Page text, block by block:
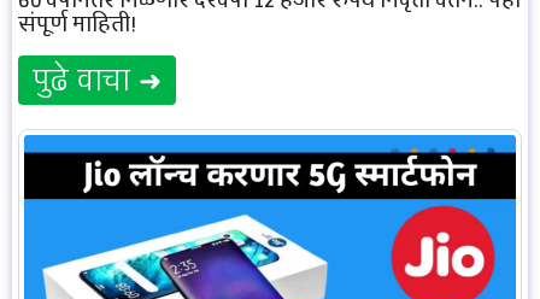
संपूर्ण माहिती!
पुढे वाचा ➜